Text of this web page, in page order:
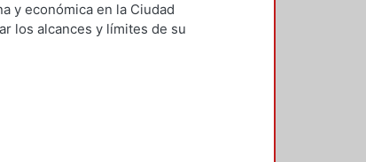
y económica en la Ciudad
los alcances y límites de su